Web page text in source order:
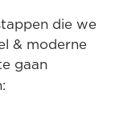
die we
& moderne
gaan